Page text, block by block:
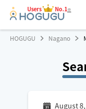
Users No.1※
HOGUGU Nagano
August